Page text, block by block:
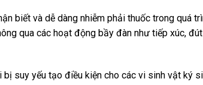
biết và dễ dàng nhiễm phải thuốc trong quá
qua các hoạt động bầy đàn như tiếp xúc,
suy yếu tạo điều kiện cho các vi sinh vật ký